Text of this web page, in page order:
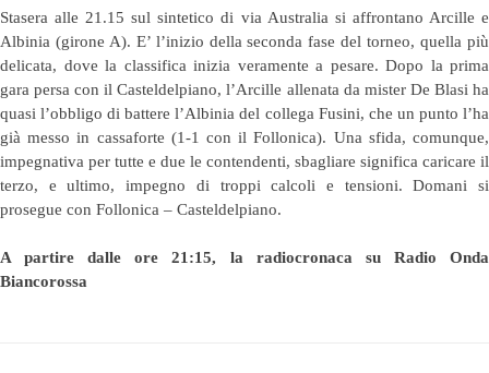
Stasera alle 21.15 sul sintetico di via Australia si affrontano Arcille e
Albinia (girone A). E’ l’inizio della seconda fase del torneo, quella più
delicata, dove la classifica inizia veramente a pesare. Dopo la prima
gara persa con il Casteldelpiano, l’Arcille allenata da mister De Blasi ha
quasi l’obbligo di battere l’Albinia del collega Fusini, che un punto l’ha
già messo in cassaforte (1-1 con il Follonica). Una sfida, comunque,
impegnativa per tutte e due le contendenti, sbagliare significa caricare il
terzo, e ultimo, impegno di troppi calcoli e tensioni. Domani si
prosegue con Follonica – Casteldelpiano.
A partire dalle ore 21:15, la radiocronaca su Radio Onda
Biancorossa